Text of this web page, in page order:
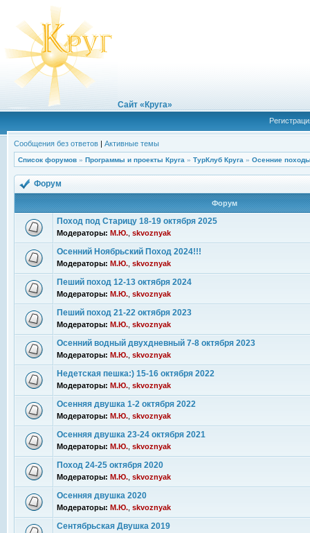
Сайт «Круга»
Сообщения без ответов | Активные темы
Список форумов » Программы и проекты Круга » ТурКлуб Круга » Осенние
Форум
Форум
Поход под Старицу 18-19 октября 2025
Модераторы: М.Ю. skvoznyak
Осенний Ноябрьский Поход 2024!!!
Модераторы: М.Ю. skvoznyak
Пеший поход 12-13 октября 2024
Модераторы: М.Ю. skvoznyak
Пеший поход 21-22 октября 2023
Модераторы: М.Ю. skvoznyak
Осенний водный двухдневный 7-8 октября 2023
Модераторы: М.Ю. skvoznyak
Недетская пешка:) 15-16 октября 2022
Модераторы: М.Ю. skvoznyak
Осенняя двушка 1-2 октября 2022
Модераторы: М.Ю. skvoznyak
Осенняя двушка 23-24 октября 2021
Модераторы: М.Ю. skvoznyak
Поход 24-25 октября 2020
Модераторы: М.Ю. skvoznyak
Осенняя двушка 2020
Модераторы: М.Ю. skvoznyak
Сентябрьская Двушка 2019